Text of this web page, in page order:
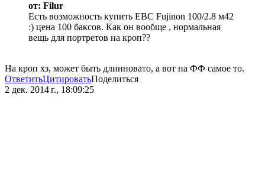
от: Filur
Есть возможность купить EBC Fujinon 100/2.8 м42
:) цена 100 баксов. Как он вообще , нормальная
вещь для портретов на кроп??
На кроп хз, может быть длинновато, а вот на ФФ самое то.
ОтветитьЦитироватьПоделиться
2 дек. 2014 г., 18:09:25